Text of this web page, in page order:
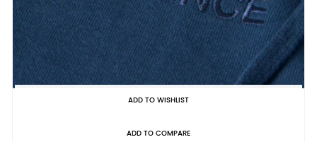
ADD TO WISHLIST
ADD TO COMPARE